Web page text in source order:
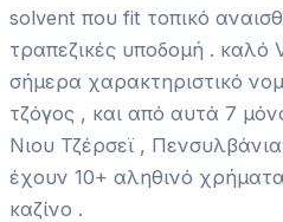
solvent που fit τοπικό
τραπεζικές υποδομή .
σήμερα χαρακτηριστικό
τζόγος , και από αυτά 7
Νιου Τζέρσεϊ , Πενσυλβάνια
έχουν 10+ αληθινό
καζίνο .